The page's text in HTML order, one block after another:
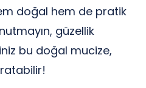
doğal hem de pratik
güzellik
bu doğal mucize,